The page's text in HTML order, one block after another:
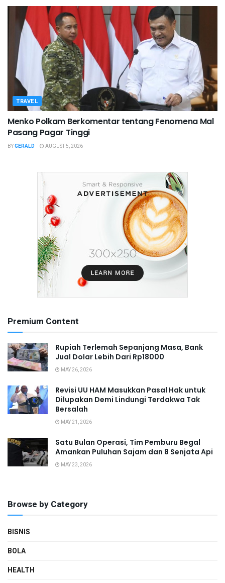
TRAVEL
Menko Polkam Berkomentar tentang Fenomena Mal
Pasang Pagar Tinggi
BYGERALD AUGUST 5, 2026
Premium Content
Rupiah Terlemah Sepanjang Masa, Bank
Jual Dolar Lebih Dari Rp18000
MAY 26, 2026
Revisi UU HAM Masukkan Pasal Hak untuk
Dilupakan Demi Lindungi Terdakwa Tak
Bersalah
MAY 21, 2026
Satu Bulan Operasi, Tim Pemburu Begal
Amankan Puluhan Sajam dan 8 Senjata Api
MAY 23, 2026
Browse by Category
BISNIS
BOLA
HEALTH